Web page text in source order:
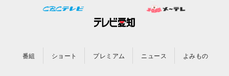
番組 ショート プレミアム ニュース よみもの